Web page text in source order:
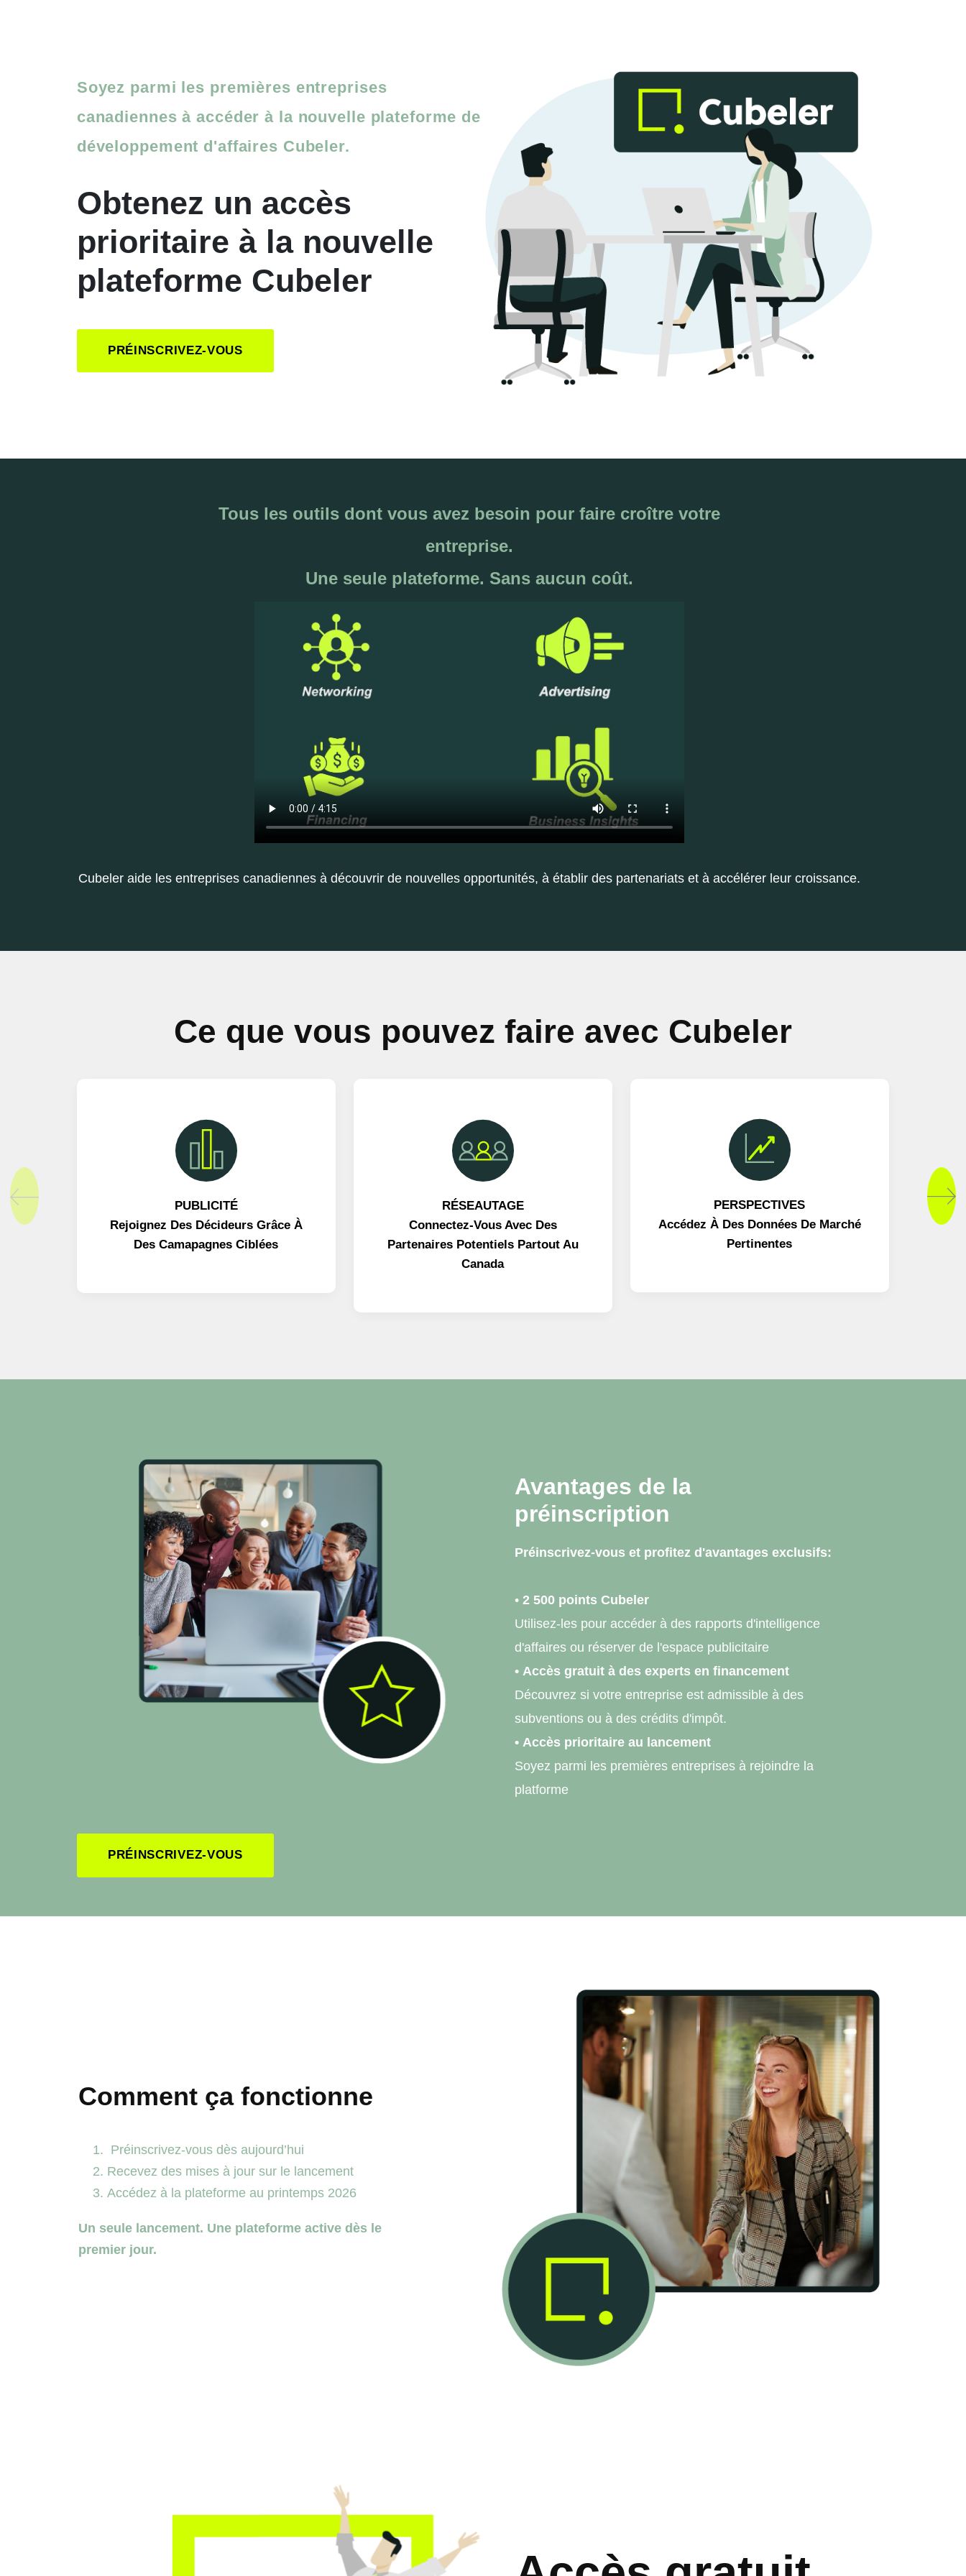
Soyez parmi les premières entreprises
canadiennes à accéder à la nouvelle plateforme de
développement d'affaires Cubeler.
Obtenez un accès
prioritaire à la nouvelle
plateforme Cubeler
PRÉINSCRIVEZ-VOUS
Tous les outils dont vous avez besoin pour faire croître votre
entreprise.
Une seule plateforme. Sans aucun coût.
Cubeler aide les entreprises canadiennes à découvrir de nouvelles opportunités, à établir des partenariats et à accélérer leur croissance.
Ce que vous pouvez faire avec Cubeler
PUBLICITÉ
Rejoignez Des Décideurs Grâce À
Des Camapagnes Ciblées
RÉSEAUTAGE
Connectez-Vous Avec Des
Partenaires Potentiels Partout Au
Canada
PERSPECTIVES
Accédez À Des Données De Marché
Pertinentes
PRÉINSCRIVEZ-VOUS
Avantages de la
préinscription
Préinscrivez-vous et profitez d'avantages exclusifs:
• 2 500 points Cubeler
Utilisez-les pour accéder à des rapports d'intelligence
d'affaires ou réserver de l'espace publicitaire
• Accès gratuit à des experts en financement
Découvrez si votre entreprise est admissible à des
subventions ou à des crédits d'impôt.
• Accès prioritaire au lancement
Soyez parmi les premières entreprises à rejoindre la
platforme
Comment ça fonctionne
Préinscrivez-vous dès aujourd’hui
Recevez des mises à jour sur le lancement
Accédez à la plateforme au printemps 2026
Un seule lancement. Une plateforme active dès le
premier jour.